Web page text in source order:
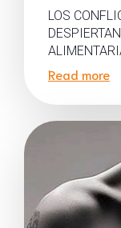
LOS
Read more